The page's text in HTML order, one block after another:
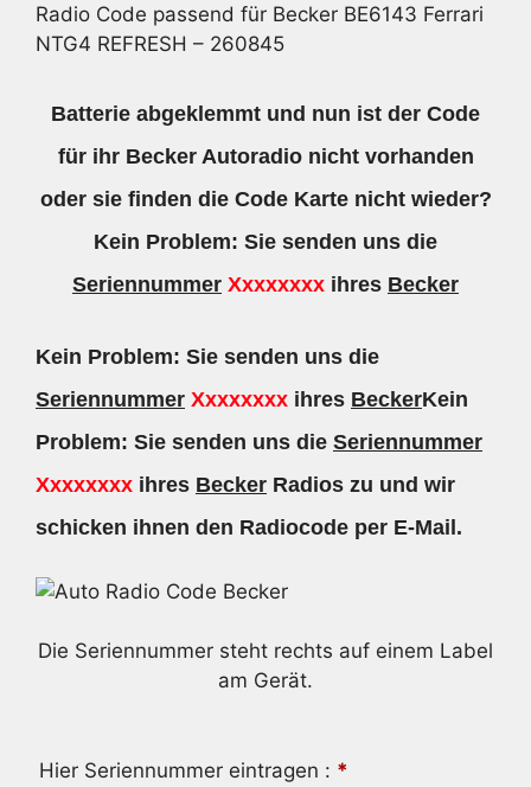
Radio Code passend für Becker BE6143 Ferrari
NTG4 REFRESH – 260845
Batterie abgeklemmt und nun ist der Code
für ihr Becker Autoradio nicht vorhanden
oder sie finden die Code Karte nicht wieder?
Kein Problem: Sie senden uns die
Seriennummer Xxxxxxxx ihres Becker
Kein Problem: Sie senden uns die
Seriennummer Xxxxxxxx ihres BeckerKein
Problem: Sie senden uns die Seriennummer
Xxxxxxxx ihres Becker Radios zu und wir
schicken ihnen den Radiocode per E-Mail.
Die Seriennummer steht rechts auf einem Label
am Gerät.
Hier Seriennummer eintragen : *